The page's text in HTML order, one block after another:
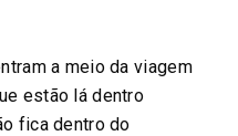
a meio da viagem
estão lá dentro
fica dentro do